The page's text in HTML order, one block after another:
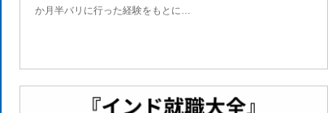
か月半バリに行った経験をもとに…